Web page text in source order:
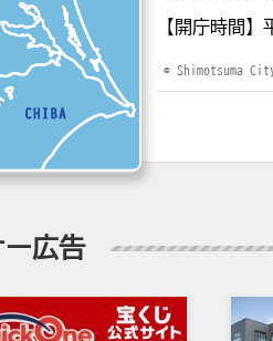
【開庁時間】
© Shimotsuma
ー広告